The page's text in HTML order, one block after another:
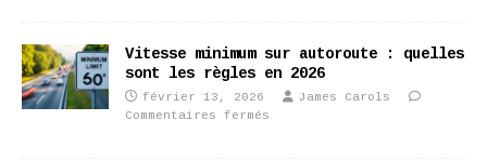
Vitesse minimum sur autoroute : quelles
sont les règles en 2026
février 13, 2026
James Carols
Commentaires fermés